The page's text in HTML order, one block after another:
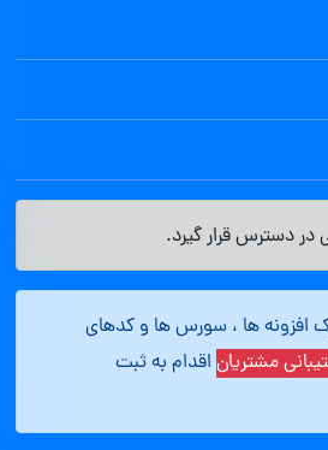
در دسترس قرار گیرد.
افزونه ها ، سورس ها و کدهای
مشتریان اقدام به ثبت